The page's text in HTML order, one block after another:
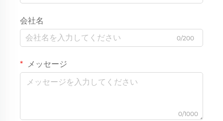
会社名
0/200
メッセージ
0/1000